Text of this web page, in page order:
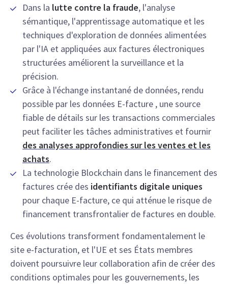
Dans la lutte contre la fraude, l'analyse
sémantique, l'apprentissage automatique et les
techniques d'exploration de données alimentées
par l'IA et appliquées aux factures électroniques
structurées améliorent la surveillance et la
précision.
Grâce à l'échange instantané de données, rendu
possible par les données E-facture , une source
fiable de détails sur les transactions commerciales
peut faciliter les tâches administratives et fournir
des analyses approfondies sur les ventes et les
achats.
La technologie Blockchain dans le financement des
factures crée des identifiants digitale uniques
pour chaque E-facture, ce qui atténue le risque de
financement transfrontalier de factures en double.
Ces évolutions transforment fondamentalement le
site e-facturation, et l'UE et ses États membres
doivent poursuivre leur collaboration afin de créer des
conditions optimales pour les gouvernements, les